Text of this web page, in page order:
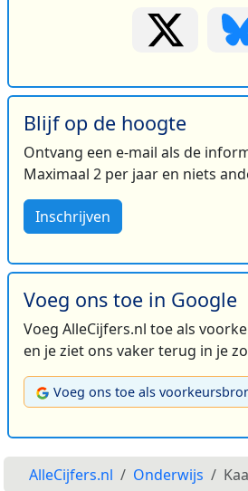
Blijf op de hoogte
Ontvang een e-mail als de
Maximaal 2 per jaar en niets
Inschrijven
Voeg ons toe in Google
Voeg AlleCijfers.nl toe als
en je ziet ons vaker terug in je
Voeg ons toe als
AlleCijfers.nl Onderwijs